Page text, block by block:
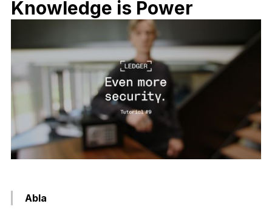
Knowledge is Power
Abla